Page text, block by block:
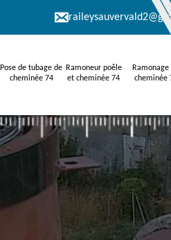
Pose de tubage de
cheminée 74
Ramoneur poêle
et cheminée 74
Ramonage
cheminée